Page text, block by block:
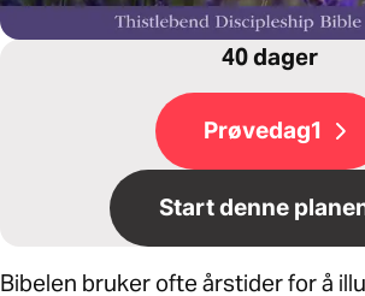
40 dager
Prøvedag1
Start denne
Bibelen bruker ofte årstider for å